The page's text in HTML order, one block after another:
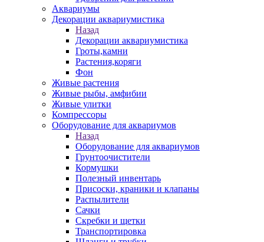
Аквариумы
Декорации аквариумистика
Назад
Декорации аквариумистика
Гроты,камни
Растения,коряги
Фон
Живые растения
Живые рыбы, амфибии
Живые улитки
Компрессоры
Оборудование для аквариумов
Назад
Оборудование для аквариумов
Грунтоочистители
Кормушки
Полезный инвентарь
Присоски, краники и клапаны
Распылители
Сачки
Скребки и щетки
Транспортировка